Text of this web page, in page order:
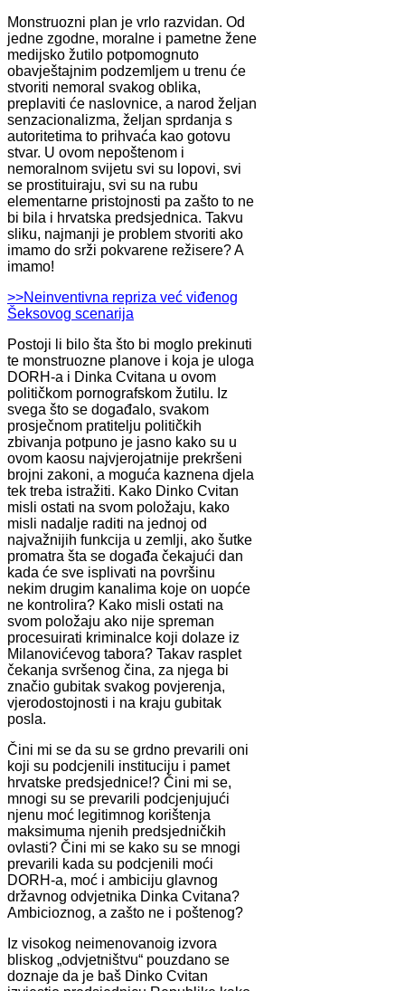
Monstruozni plan je vrlo razvidan. Od
jedne zgodne, moralne i pametne žene
medijsko žutilo potpomognuto
obavještajnim podzemljem u trenu će
stvoriti nemoral svakog oblika,
preplaviti će naslovnice, a narod željan
senzacionalizma, željan sprdanja s
autoritetima to prihvaća kao gotovu
stvar. U ovom nepoštenom i
nemoralnom svijetu svi su lopovi, svi
se prostituiraju, svi su na rubu
elementarne pristojnosti pa zašto to ne
bi bila i hrvatska predsjednica. Takvu
sliku, najmanji je problem stvoriti ako
imamo do srži pokvarene režisere? A
imamo!
>>Neinventivna repriza već viđenog
Šeksovog scenarija
Postoji li bilo šta što bi moglo prekinuti
te monstruozne planove i koja je uloga
DORH-a i Dinka Cvitana u ovom
političkom pornografskom žutilu. Iz
svega što se događalo, svakom
prosječnom pratitelju političkih
zbivanja potpuno je jasno kako su u
ovom kaosu najvjerojatnije prekršeni
brojni zakoni, a moguća kaznena djela
tek treba istražiti. Kako Dinko Cvitan
misli ostati na svom položaju, kako
misli nadalje raditi na jednoj od
najvažnijih funkcija u zemlji, ako šutke
promatra šta se događa čekajući dan
kada će sve isplivati na površinu
nekim drugim kanalima koje on uopće
ne kontrolira? Kako misli ostati na
svom položaju ako nije spreman
procesuirati kriminalce koji dolaze iz
Milanovićevog tabora? Takav rasplet
čekanja svršenog čina, za njega bi
značio gubitak svakog povjerenja,
vjerodostojnosti i na kraju gubitak
posla.
Čini mi se da su se grdno prevarili oni
koji su podcjenili instituciju i pamet
hrvatske predsjednice!? Čini mi se,
mnogi su se prevarili podcjenjujući
njenu moć legitimnog korištenja
maksimuma njenih predsjedničkih
ovlasti? Čini mi se kako su se mnogi
prevarili kada su podcjenili moći
DORH-a, moć i ambiciju glavnog
državnog odvjetnika Dinka Cvitana?
Ambicioznog, a zašto ne i poštenog?
Iz visokog neimenovanoig izvora
bliskog „odvjetništvu“ pouzdano se
doznaje da je baš Dinko Cvitan